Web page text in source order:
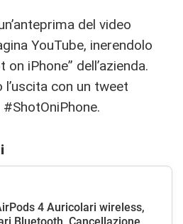
del video
YouTube, inerendolo
iPhone” dell’azienda.
con un tweet
4 Auricolari wireless,